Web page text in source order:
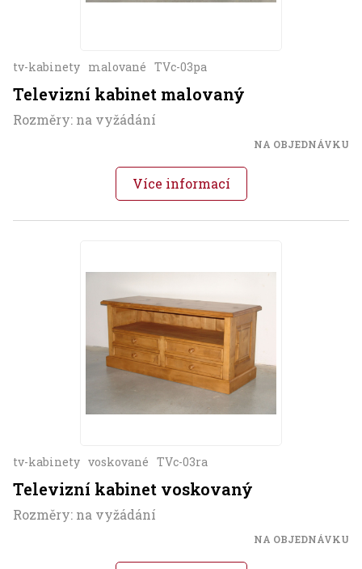
tv-kabinety malované TVc-03pa
Televizní kabinet malovaný
Rozměry: na vyžádání
NA OBJEDNÁVKU
Více informací
tv-kabinety voskované TVc-03ra
Televizní kabinet voskovaný
Rozměry: na vyžádání
NA OBJEDNÁVKU